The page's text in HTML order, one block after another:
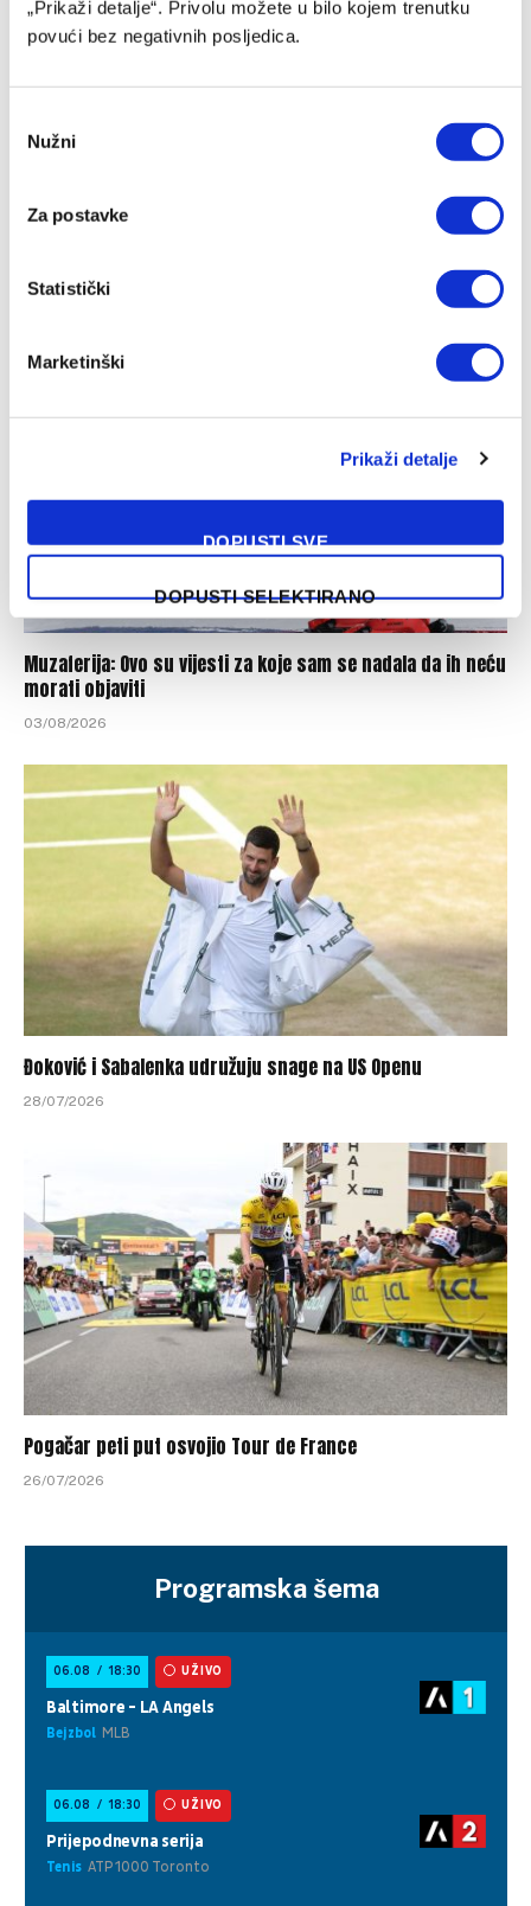
„Prikaži detalje“. Privolu možete u bilo kojem trenutku
povući bez negativnih posljedica.
Selection
Nužni
Za postavke
Statistički
Marketinški
Prikaži detalje
DOPUSTI SVE
DOPUSTI SELEKTIRANO
Džumhur opravdao ulogu favorita u Poljskoj
Muzaferija: Ovo su vijesti za koje sam se nadala da ih neću
morati objaviti
03/08/2026
Đoković i Sabalenka udružuju snage na US Openu
28/07/2026
Pogačar peti put osvojio Tour de France
26/07/2026
Programska šema